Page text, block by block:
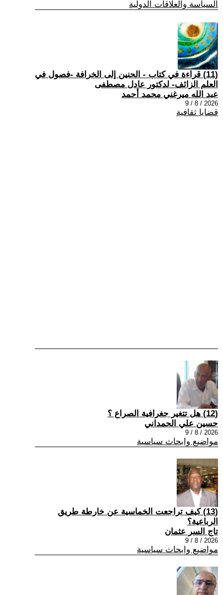
السياسة والعلاقات الدولية
(11) قراءة في كتاب - الحنين إلى الخرافة -فصول في
العلم الزائف- لدكتور عادل مصطفى
عبد الله ميرغني محمد أحمد
2026 / 8 / 9
قضايا ثقافية
(12) هل تتغير جغرافية الصراع ؟
حسين علي الحمداني
2026 / 8 / 9
مواضيع وابحاث سياسية
(13) كيف تراجعت الخماسية عن خارطة طريق
الرباعية؟
تاج السر عثمان
2026 / 8 / 9
مواضيع وابحاث سياسية